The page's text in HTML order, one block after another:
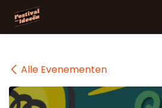
Overslaan naar inhoud
Alle Evenementen